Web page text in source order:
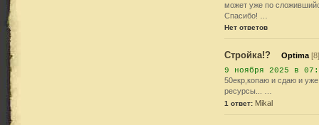
может уже по
Спасибо! …
Нет ответов
Стройка!? Optima [8]
9 ноября 2025 в
50екр,копаю и сдаю и
ресурсы... …
1 ответ: Mikal